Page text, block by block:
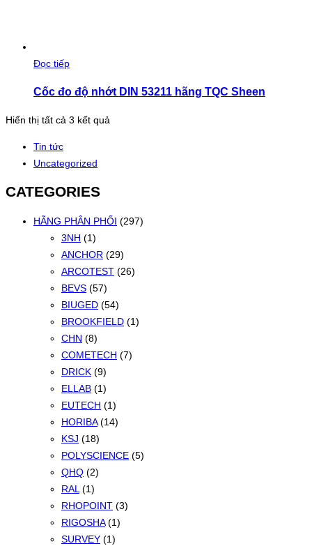
Đọc tiếp
Cốc đo độ nhớt DIN 53211 hãng TQC Sheen
Hiển thị tất cả 3 kết quả
Tin tức
Uncategorized
CATEGORIES
HÃNG PHÂN PHỐI (297)
3NH (1)
ANCHOR (29)
ARCOTEST (26)
BEVS (57)
BIUGED (54)
BROOKFIELD (1)
CHN (8)
COMETECH (7)
DRICK (9)
ELLAB (1)
EUTECH (1)
HORIBA (14)
KSJ (18)
POLYSCIENCE (5)
QHQ (2)
RAL (1)
RHOPOINT (3)
RIGOSHA (1)
SURVEY (1)